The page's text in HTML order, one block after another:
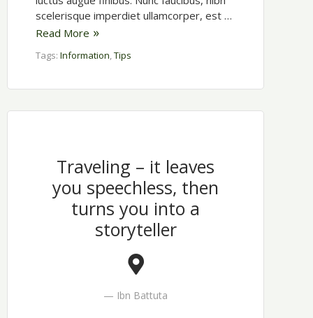
scelerisque imperdiet ullamcorper, est …
Read More
Tags: Information Tips
Traveling – it leaves
you speechless, then
turns you into a
storyteller
Ibn Battuta